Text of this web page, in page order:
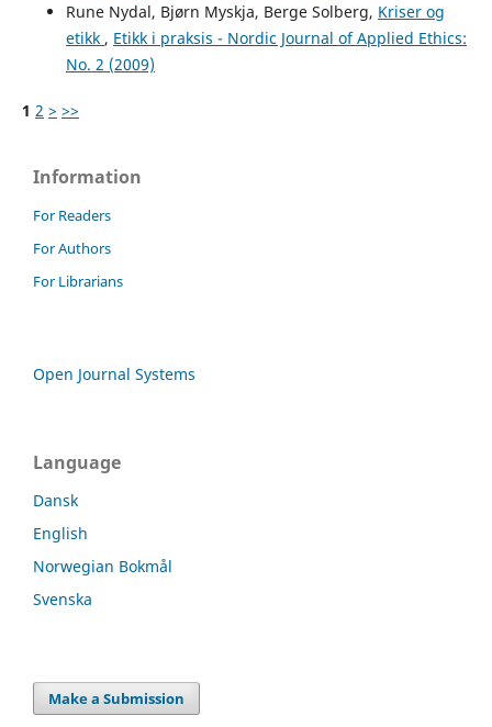
Rune Nydal, Bjørn Myskja, Berge Solberg, Kriser og
etikk , Etikk i praksis - Nordic Journal of Applied Ethics:
No. 2 (2009)
1 2 > >>
Information
For Readers
For Authors
For Librarians
Open Journal Systems
Language
Dansk
English
Norwegian Bokmål
Svenska
Make a Submission